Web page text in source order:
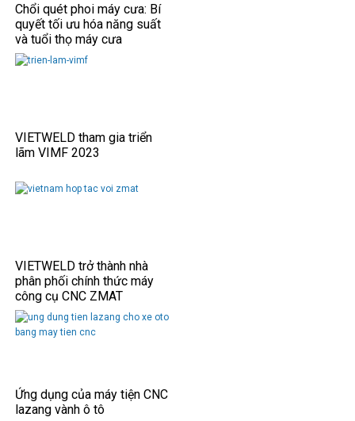
Chổi quét phoi máy cưa: Bí
quyết tối ưu hóa năng suất
và tuổi thọ máy cưa
VIETWELD tham gia triển
lãm VIMF 2023
VIETWELD trở thành nhà
phân phối chính thức máy
công cụ CNC ZMAT
Ứng dụng của máy tiện CNC
lazang vành ô tô